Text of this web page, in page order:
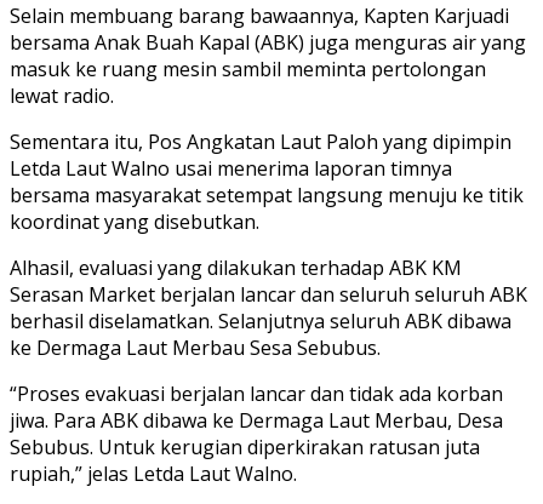
Selain membuang barang bawaannya, Kapten Karjuadi
bersama Anak Buah Kapal (ABK) juga menguras air yang
masuk ke ruang mesin sambil meminta pertolongan
lewat radio.
Sementara itu, Pos Angkatan Laut Paloh yang dipimpin
Letda Laut Walno usai menerima laporan timnya
bersama masyarakat setempat langsung menuju ke titik
koordinat yang disebutkan.
Alhasil, evaluasi yang dilakukan terhadap ABK KM
Serasan Market berjalan lancar dan seluruh seluruh ABK
berhasil diselamatkan. Selanjutnya seluruh ABK dibawa
ke Dermaga Laut Merbau Sesa Sebubus.
“Proses evakuasi berjalan lancar dan tidak ada korban
jiwa. Para ABK dibawa ke Dermaga Laut Merbau, Desa
Sebubus. Untuk kerugian diperkirakan ratusan juta
rupiah,” jelas Letda Laut Walno.